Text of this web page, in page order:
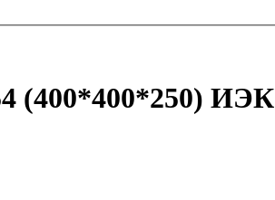
(400*400*250) ИЭК